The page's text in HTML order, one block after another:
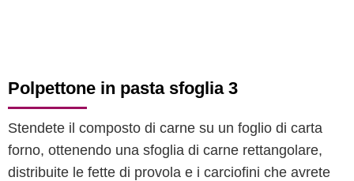
Polpettone in pasta sfoglia 3
Stendete il composto di carne su un foglio di carta
forno, ottenendo una sfoglia di carne rettangolare,
distribuite le fette di provola e i carciofini che avrete